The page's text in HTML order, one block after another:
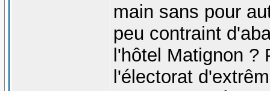
main sans pour
peu contraint
l'hôtel Matignon ?
l'électorat